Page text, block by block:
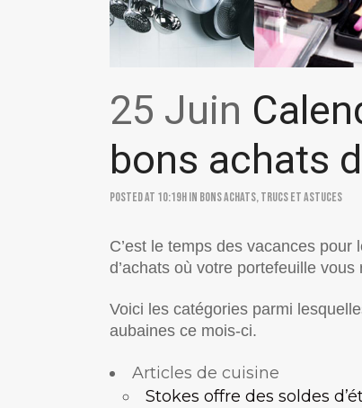
25 Juin
bons achats
Posted at 10:19hin Bons achats,Trucs et astuces
C’est le temps des vacances
d’achats où votre portefeuille
Voici les catégories parmi
aubaines ce mois-ci.
Articles de cuisine
Stokes offre des soldes